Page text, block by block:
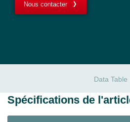
Nous contacter
Data Table
Spécifications de